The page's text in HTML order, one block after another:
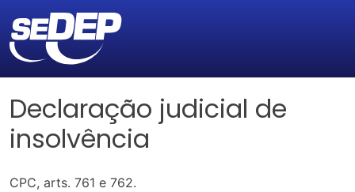
Declaração judicial de
insolvência
CPC, arts. 761 e 762.